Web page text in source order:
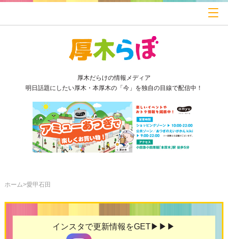
厚木だらけの情報メディア
明日話題にしたい厚木・本厚木の「今」を独自の目線で配信中！
ホーム 愛甲石田
インスタで更新情報をGET▶▶▶